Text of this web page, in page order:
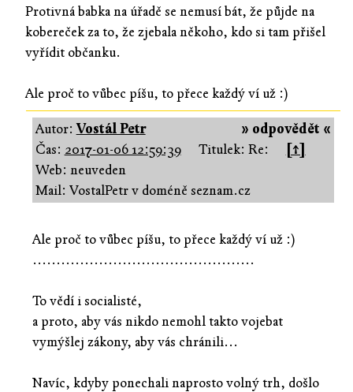
Protivná babka na úřadě se nemusí bát, že půjde na
kobereček za to, že zjebala někoho, kdo si tam přišel
vyřídit občanku.
Ale proč to vůbec píšu, to přece každý ví už :)
» odpovědět «
Autor:Vostál Petr
Čas: 2017-01-06 12:59:39 Titulek: Re:
[↑]
Web: neuveden
Mail: VostalPetr v doméně seznam.cz
Ale proč to vůbec píšu, to přece každý ví už :)
...............................................
To vědí i socialisté,
a proto, aby vás nikdo nemohl takto vojebat
vymýšlej zákony, aby vás chránili...
Navíc, kdyby ponechali naprosto volný trh, došlo